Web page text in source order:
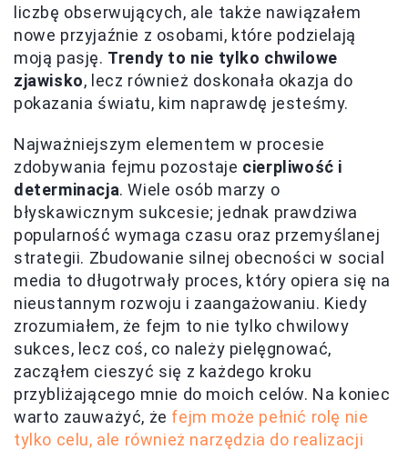
liczbę obserwujących, ale także nawiązałem
nowe przyjaźnie z osobami, które podzielają
moją pasję. Trendy to nie tylko chwilowe
zjawisko, lecz również doskonała okazja do
pokazania światu, kim naprawdę jesteśmy.
Najważniejszym elementem w procesie
zdobywania fejmu pozostaje cierpliwość i
determinacja. Wiele osób marzy o
błyskawicznym sukcesie; jednak prawdziwa
popularność wymaga czasu oraz przemyślanej
strategii. Zbudowanie silnej obecności w social
media to długotrwały proces, który opiera się na
nieustannym rozwoju i zaangażowaniu. Kiedy
zrozumiałem, że fejm to nie tylko chwilowy
sukces, lecz coś, co należy pielęgnować,
zacząłem cieszyć się z każdego kroku
przybliżającego mnie do moich celów. Na koniec
warto zauważyć, że fejm może pełnić rolę nie
tylko celu, ale również narzędzia do realizacji